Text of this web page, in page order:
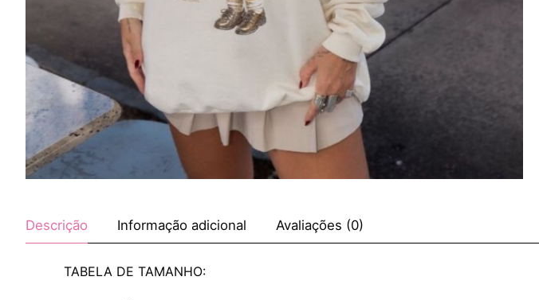
Descrição Informação adicional Avaliações (0)
TABELA DE TAMANHO: